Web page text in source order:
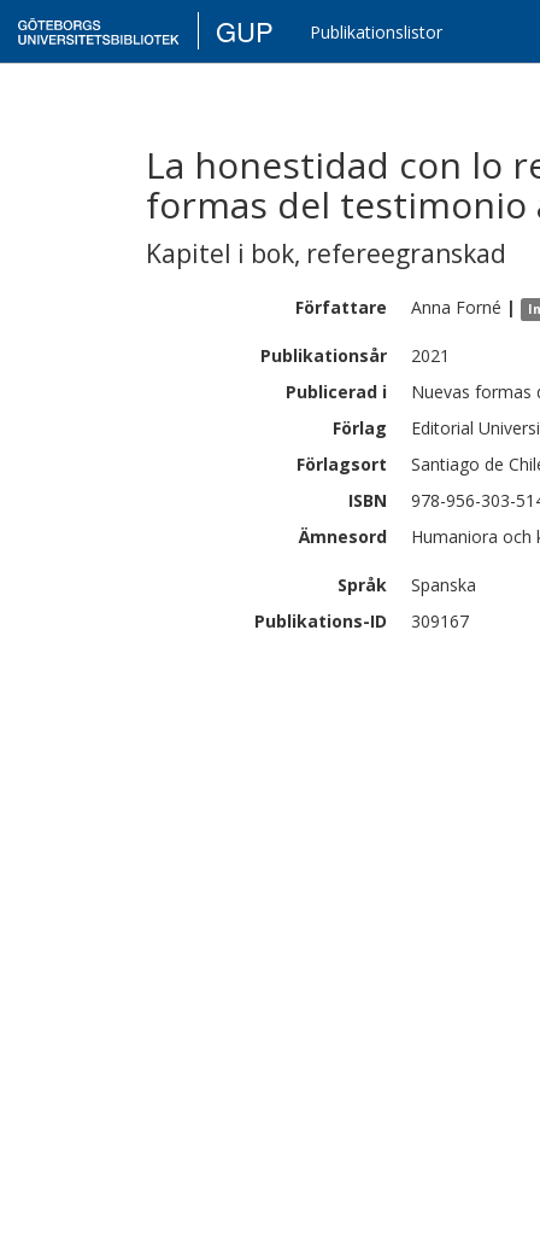
GUP Publikationslistor
La honestidad con lo
formas del testimonio
Kapitel i bok, refereegranskad
Författare Anna Forné |
Publikationsår
2021
Publicerad i
Nuevas formas
Förlag
Editorial
Förlagsort
Santiago de
ISBN
978-956-303-
Ämnesord
Humaniora
Språk
Spanska
Publikations-ID
309167